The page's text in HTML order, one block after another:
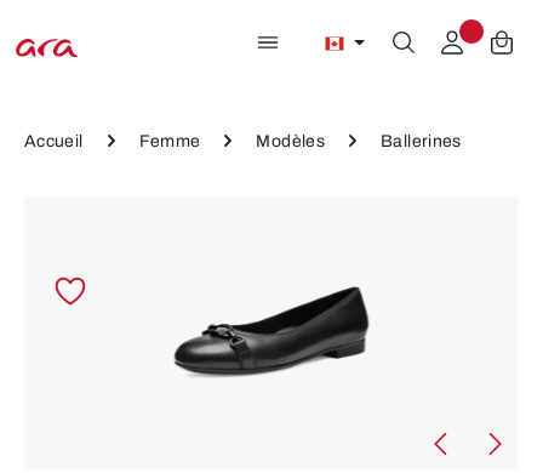
Passer au contenu principal
Accueil Femme Modèles Ballerines